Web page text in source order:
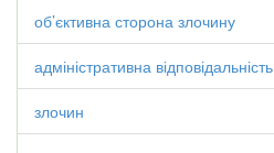
об’єктивна сторона злочину
адміністративна відповідальність
злочин